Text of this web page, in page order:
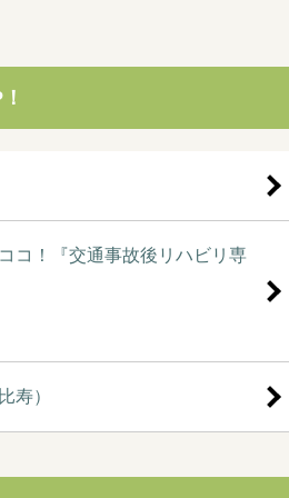
コ！『交通事故後リハビリ専
寿）